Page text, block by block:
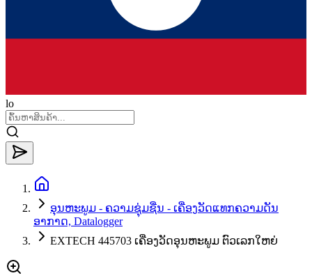
lo
ອຸນຫະພູມ - ຄວາມຊຸ່ມຊື່ນ - ເຄື່ອງວັດແທກຄວາມດັນ
ອາກາດ, Datalogger
EXTECH 445703 ເຄື່ອງວັດອຸນຫະພູມ ຕົວເລກໃຫຍ່